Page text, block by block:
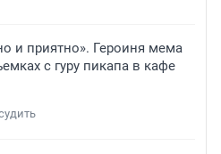
и приятно». Героиня мема
с гуру пикапа в кафе